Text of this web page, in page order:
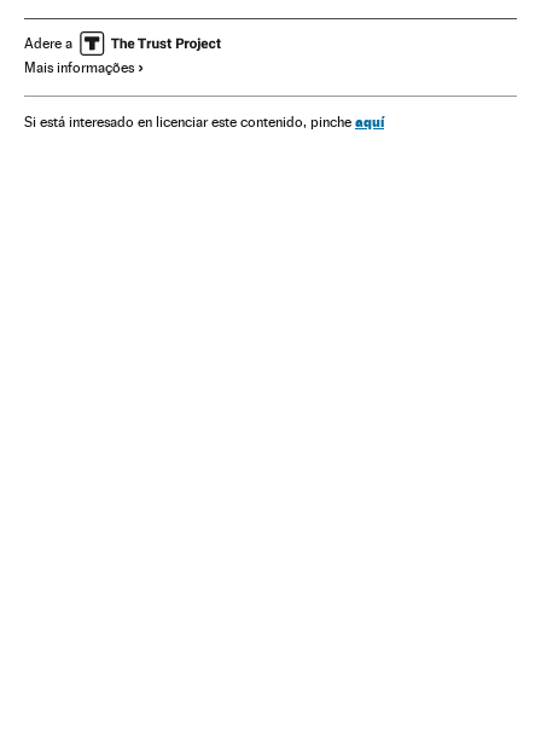
Mulheres Problemas demográficos
Crescimento demográfico
Sociedade Natalidade Política migração Migração
Adere a
Mais informações
Si está interesado en licenciar este contenido, pinche aquí